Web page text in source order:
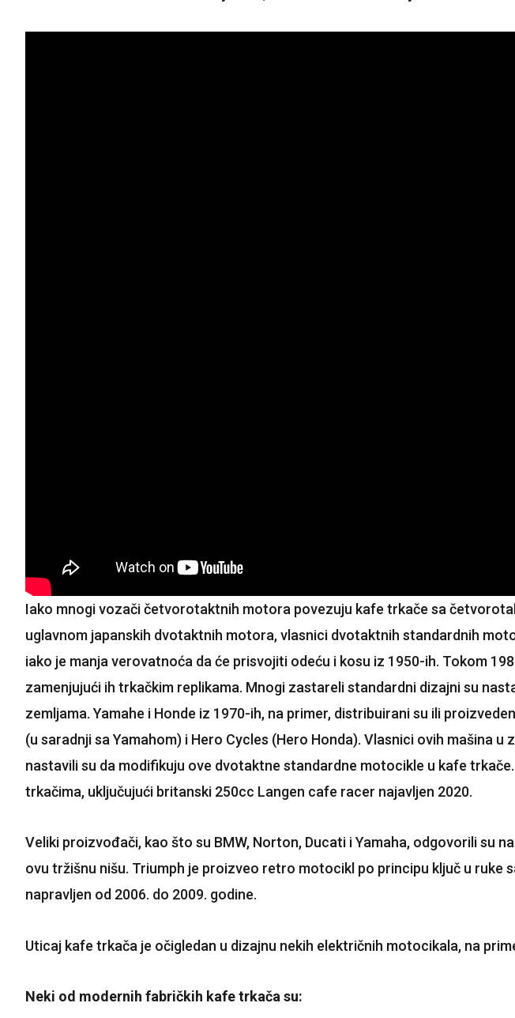
Iako mnogi vozači četvorotaktnih motora povezuju kafe trkače sa
uglavnom japanskih dvotaktnih motora, vlasnici dvotaktnih standardnih
iako je manja verovatnoća da će prisvojiti odeću i kosu iz 1950-ih. Tokom
zamenjujući ih trkačkim replikama. Mnogi zastareli standardni dizajni su
zemljama. Yamahe i Honde iz 1970-ih, na primer, distribuirani su ili
(u saradnji sa Yamahom) i Hero Cycles (Hero Honda). Vlasnici ovih mašina
nastavili su da modifikuju ove dvotaktne standardne motocikle u kafe
trkačima, uključujući britanski 250cc Langen cafe racer najavljen 2020.
Veliki proizvođači, kao što su BMW, Norton, Ducati i Yamaha, odgovorili su
ovu tržišnu nišu. Triumph je proizveo retro motocikl po principu ključ u
napravljen od 2006. do 2009. godine.
Uticaj kafe trkača je očigledan u dizajnu nekih električnih motocikala, na
Neki od modernih fabričkih kafe trkača su: